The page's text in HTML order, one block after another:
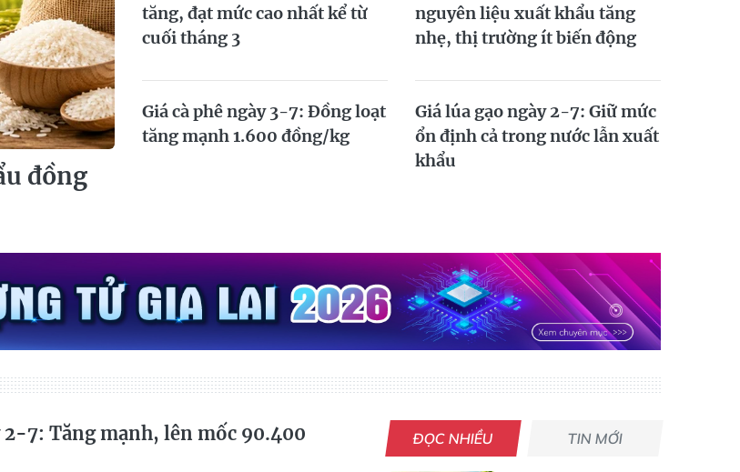
đồng
tăng, đạt mức cao nhất kể từ
cuối tháng 3
nguyên liệu xuất khẩu tăng
nhẹ, thị trường ít biến động
Giá cà phê ngày 3-7: Đồng loạt
tăng mạnh 1.600 đồng/kg
Giá lúa gạo ngày 2-7: Giữ mức
ổn định cả trong nước lẫn xuất
khẩu
2-7: Tăng mạnh, lên mốc 90.400
ĐỌC NHIỀU TIN MỚI